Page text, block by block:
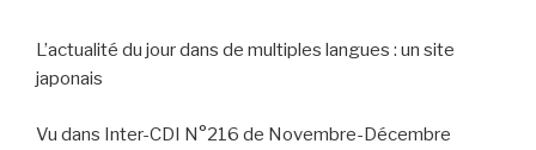
L’actualité du jour dans de multiples langues : un site
japonais
Vu dans Inter-CDI N°216 de Novembre-Décembre